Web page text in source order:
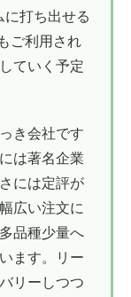
に打ち出せる
ご利用され
ていく予定
き会社です
は著名企業
には定評が
広い注文に
品種少量へ
ます。リー
リーしつつ